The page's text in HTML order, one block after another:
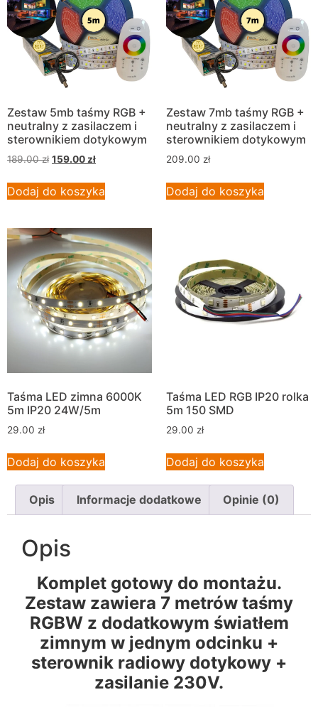
Zestaw 5mb taśmy RGB +
neutralny z zasilaczem i
sterownikiem dotykowym
189.00zł 159.00 zł
Dodaj do koszyka
Zestaw 7mb taśmy RGB +
neutralny z zasilaczem i
sterownikiem dotykowym
209.00 zł
Dodaj do koszyka
Taśma LED zimna 6000K
5m IP20 24W/5m
29.00 zł
Dodaj do koszyka
Taśma LED RGB IP20 rolka
5m 150 SMD
29.00 zł
Dodaj do koszyka
Opis Informacje dodatkowe Opinie (0)
Opis
Komplet gotowy do montażu.
Zestaw zawiera 7 metrów taśmy
RGBW z dodatkowym światłem
zimnym w jednym odcinku +
sterownik radiowy dotykowy +
zasilanie 230V.